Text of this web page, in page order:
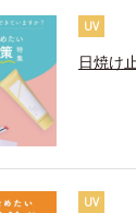
UV
日焼け
UV